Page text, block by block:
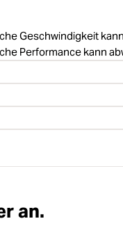
Geschwindigkeit
Performance kann
an.